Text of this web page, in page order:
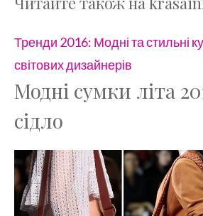
Тренди 2016: Модні та стильні
світових дизайнерів
Модні сумки літа
сідло